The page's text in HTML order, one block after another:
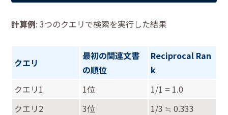
計算例: 3つのクエリで検索を実行した結果
クエリ
最初の関連文書
の順位
Reciprocal Ran
k
クエリ1
1位
1/1 = 1.0
クエリ2
3位
1/3 ≒ 0.333